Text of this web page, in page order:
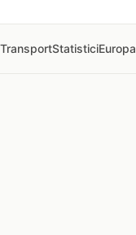
TransportStatisticiEuropa